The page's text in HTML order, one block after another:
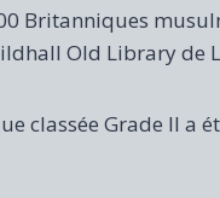
Britanniques
Old Library de
classée Grade II a